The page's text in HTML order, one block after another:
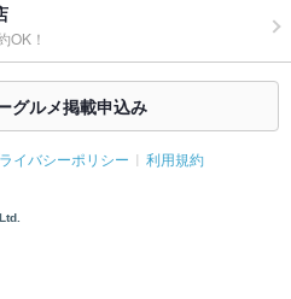
OK！
グルメ掲載申込み
イバシーポリシー 利用規約